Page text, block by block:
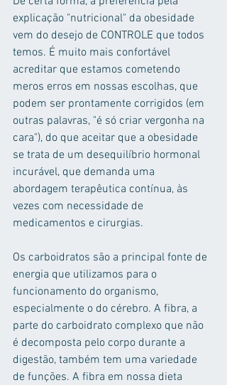
explicação "nutricional" da obesidade
vem do desejo de CONTROLE que todos
temos. É muito mais confortável
acreditar que estamos cometendo
meros erros em nossas escolhas, que
podem ser prontamente corrigidos (em
outras palavras, "é só criar vergonha na
cara"), do que aceitar que a obesidade
se trata de um desequilíbrio hormonal
incurável, que demanda uma
abordagem terapêutica contínua, às
vezes com necessidade de
medicamentos e cirurgias.
Os carboidratos são a principal fonte de
energia que utilizamos para o
funcionamento do organismo,
especialmente o do cérebro. A fibra, a
parte do carboidrato complexo que não
é decomposta pelo corpo durante a
digestão, também tem uma variedade
de funções. A fibra em nossa dieta